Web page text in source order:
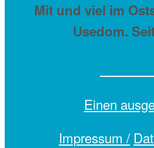
Mit und viel im
Usedom.
Einen
Impressum /